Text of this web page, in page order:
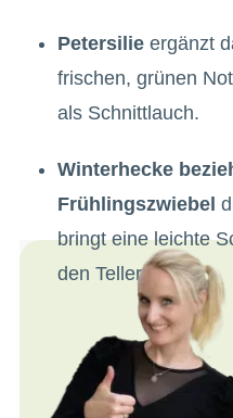
Petersilieergänzt
frischen, grünen
als Schnittlauch.
Winterhecke
Frühlingszwiebel
bringt eine leichte
den Teller.